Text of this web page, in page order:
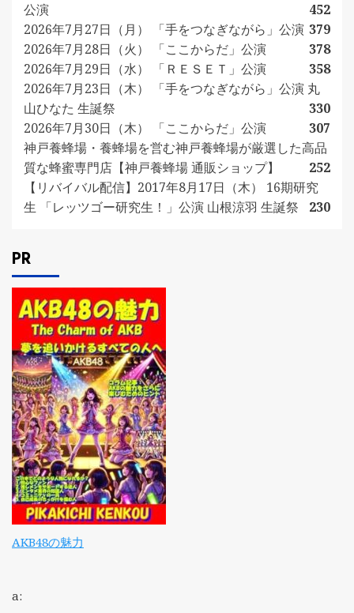
公演
452
2026年7月27日（月） 「手をつなぎながら」公演 379
2026年7月28日（火） 「ここからだ」公演
378
2026年7月29日（水） 「ＲＥＳＥＴ」公演
358
2026年7月23日（木） 「手をつなぎながら」公演 丸
山ひなた 生誕祭
330
2026年7月30日（木） 「ここからだ」公演
307
神戸養蜂場・養蜂場を営む神戸養蜂場が厳選した高品
質な蜂蜜専門店【神戸養蜂場 通販ショップ】
252
【リバイバル配信】2017年8月17日（木） 16期研究
生 「レッツゴー研究生！」公演 山根涼羽 生誕祭
230
PR
AKB48の魅力
a: